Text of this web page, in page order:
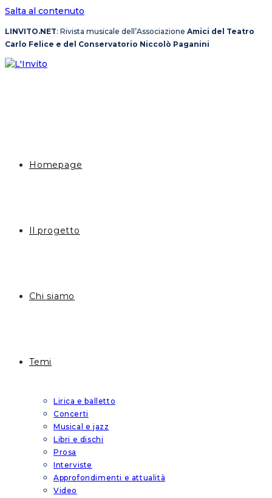
Salta al contenuto
LINVITO.NET: Rivista musicale dell’Associazione Amici del Teatro
Carlo Felice e del Conservatorio Niccolò Paganini
Homepage
Il progetto
Chi siamo
Temi
Lirica e balletto
Concerti
Musical e jazz
Libri e dischi
Prosa
Interviste
Approfondimenti e attualità
Video